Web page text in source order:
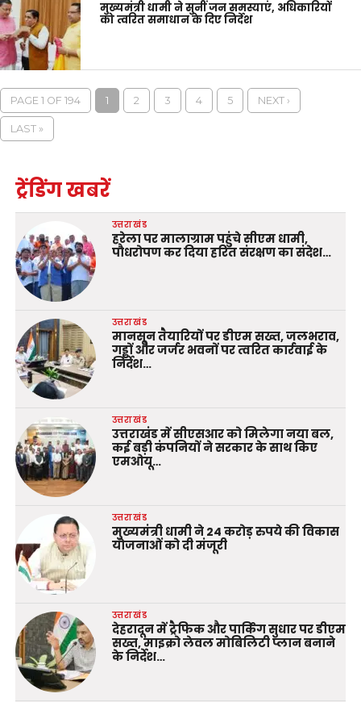
मुख्यमंत्री धामी ने सुनीं जन समस्याएं, अधिकारियों
को त्वरित समाधान के दिए निर्देश
PAGE 1 OF 194 1 2 3 4 5 NEXT ›
LAST »
ट्रेंडिंग खबरें
उत्तराखंड
हरेला पर मालाग्राम पहुंचे सीएम धामी,
पौधरोपण कर दिया हरित संरक्षण का संदेश…
उत्तराखंड
मानसून तैयारियों पर डीएम सख्त, जलभराव,
गड्ढों और जर्जर भवनों पर त्वरित कार्रवाई के
निर्देश…
उत्तराखंड
उत्तराखंड में सीएसआर को मिलेगा नया बल,
कई बड़ी कंपनियों ने सरकार के साथ किए
एमओयू…
उत्तराखंड
मुख्यमंत्री धामी ने 24 करोड़ रुपये की विकास
योजनाओं को दी मंजूरी
उत्तराखंड
देहरादून में ट्रैफिक और पार्किंग सुधार पर डीएम
सख्त, माइक्रो लेवल मोबिलिटी प्लान बनाने
के निर्देश…